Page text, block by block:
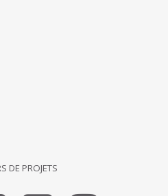
DE PROJETS